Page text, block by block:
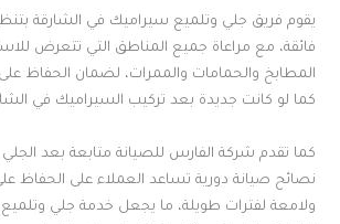
يقوم فريق جلي وتلميع سيراميك في الشارقة
فائقة، مع مراعاة جميع المناطق التي تتعرض
المطابخ والحمامات والممرات، لضمان الحفاظ
كما لو كانت جديدة بعد تركيب السيراميك في
كما تقدم شركة الفارس للصيانة متابعة بعد الجلي
نصائح صيانة دورية تساعد العملاء على الحفاظ
ولامعة لفترات طويلة، ما يجعل خدمة جلي